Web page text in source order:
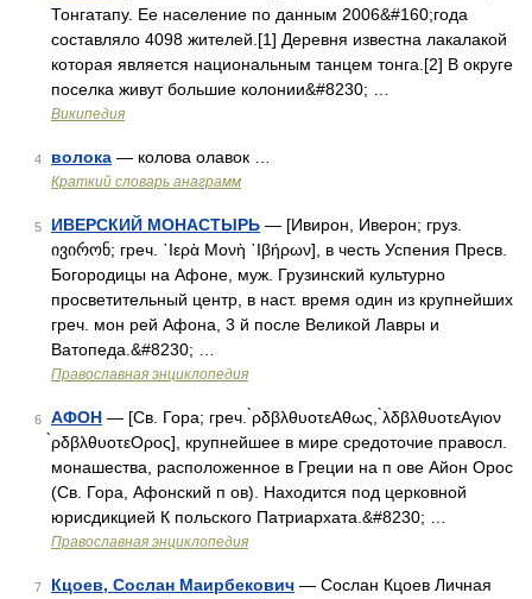
Тонгатапу. Ее население по данным 2006&#160;года
составляло 4098 жителей.[1] Деревня известна лакалакой
которая является национальным танцем тонга.[2] В округе
поселка живут большие колонии&#8230; …
Википедия
4 волока — колова олавок …
Краткий словарь анаграмм
5 ИВЕРСКИЙ МОНАСТЫРЬ — [Ивирон, Иверон; груз.
ივირონ; греч. ῾Ιερὰ Μονὴ ᾿Ιβήρων], в честь Успения Пресв.
Богородицы на Афоне, муж. Грузинский культурно
просветительный центр, в наст. время один из крупнейших
греч. мон рей Афона, 3 й после Великой Лавры и
Ватопеда.&#8230; …
Православная энциклопедия
6 АФОН — [Св. Гора; греч. ̀ρδβλθυοτεΑθως, ̀λδβλθυοτεΑγιον
̀ρδβλθυοτεΟρος], крупнейшее в мире средоточие правосл.
монашества, расположенное в Греции на п ове Айон Орос
(Св. Гора, Афонский п ов). Находится под церковной
юрисдикцией К польского Патриархата.&#8230; …
Православная энциклопедия
7 Кцоев, Сослан Маирбекович — Сослан Кцоев Личная